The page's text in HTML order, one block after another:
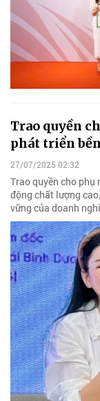
Trao quyền
phát triển
27/07/2025 02:32
Trao quyền cho
động chất lượng
vững của doanh